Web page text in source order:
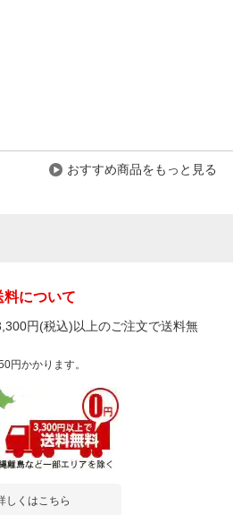
おすすめ商品をもっと見る
料について
円(税込)以上のご注文で送料無
円かかります。
しくはこちら